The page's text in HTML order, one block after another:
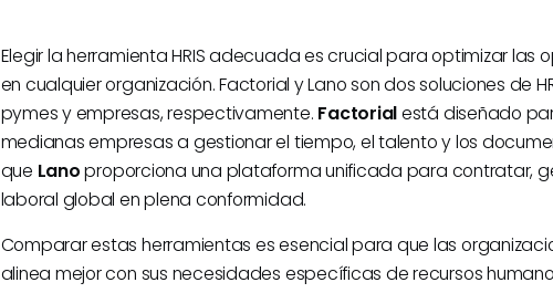
Elegir la herramienta HRIS adecuada es crucial para optimizar las
en cualquier organización. Factorial y Lano son dos soluciones de
pymes y empresas, respectivamente. Factorialestá diseñado
medianas empresas a gestionar el tiempo, el talento y los
que Lanoproporciona una plataforma unificada para contratar,
laboral global en plena conformidad.
Comparar estas herramientas es esencial para que las
alinea mejor con sus necesidades específicas de recursos